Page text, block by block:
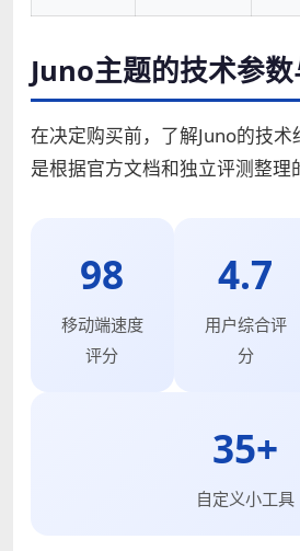
Juno主题的技术参
在决定购买前，了解Juno的技
是根据官方文档和独立评测整理
98
移动端速度
评分
4.7
用户综合评
分
35+
自定义小工具